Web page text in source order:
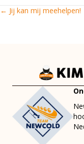
Posts
← Jij kan mij meehelpen!